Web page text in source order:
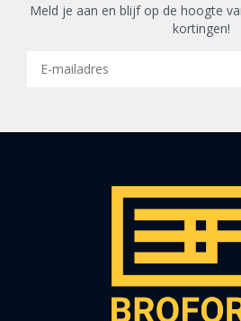
Meld je aan en blijf op de hoogte
kortingen!